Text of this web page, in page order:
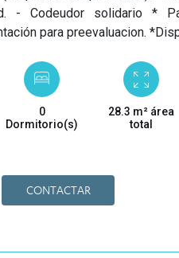
- Codeudor solidario *
para preevaluacion.
0
Dormitorio(s)
28.3 m² área
total
CONTACTAR